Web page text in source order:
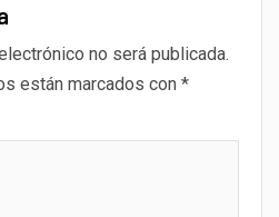
no será publicada.
están marcados con *